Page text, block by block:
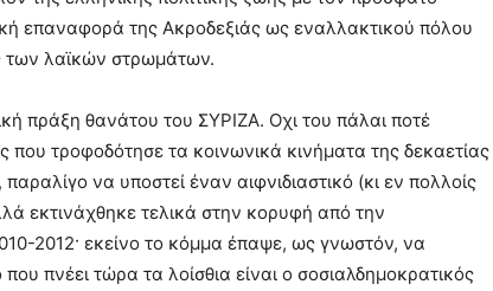
επαναφορά της Ακροδεξιάς ως εναλλακτικού πόλου
των λαϊκών στρωμάτων.
πράξη θανάτου του ΣΥΡΙΖΑ. Οχι του πάλαι ποτέ
που τροφοδότησε τα κοινωνικά κινήματα της δεκαετίας
να υποστεί έναν αιφνιδιαστικό (κι εν πολλοίς
εκτινάχθηκε τελικά στην κορυφή από την
2012· εκείνο το κόμμα έπαψε, ως γνωστόν, να
πνέει τώρα τα λοίσθια είναι ο σοσιαλδημοκρατικός